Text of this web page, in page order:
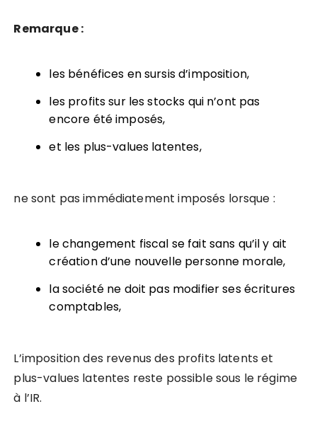
Remarque :
les bénéfices en sursis d’imposition,
les profits sur les stocks qui n’ont pas
encore été imposés,
et les plus-values latentes,
ne sont pas immédiatement imposés lorsque :
le changement fiscal se fait sans qu’il y ait
création d’une nouvelle personne morale,
la société ne doit pas modifier ses écritures
comptables,
L’imposition des revenus des profits latents et
plus-values latentes reste possible sous le régime
à l’IR.